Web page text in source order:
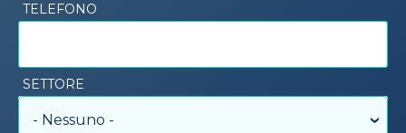
TELEFONO
SETTORE
- Nessuno -